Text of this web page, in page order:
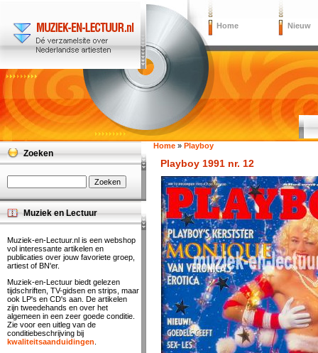
Home Nieuw
Home » Playboy
Playboy 1991 nr. 12
Zoeken
Muziek en Lectuur
Muziek-en-Lectuur.nl is een webshop
vol interessante artikelen en
publicaties over jouw favoriete groep,
artiest of BN'er.
Muziek-en-Lectuur biedt gelezen
tijdschriften, TV-gidsen en strips, maar
ook LP's en CD's aan. De artikelen
zijn tweedehands en over het
algemeen in een zeer goede conditie.
Zie voor een uitleg van de
conditiebeschrijving bij
kwaliteitsaanduidingen